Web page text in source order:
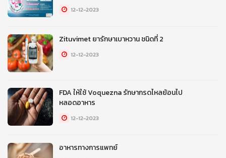
12-12-2023
Zituvimet ยารักษาเบาหวาน ชนิดที่ 2
12-12-2023
FDA ให้ใช้ Voquezna รักษากรดไหลย้อนไป
หลอดอาหาร
12-12-2023
อาหารทางการแพทย์